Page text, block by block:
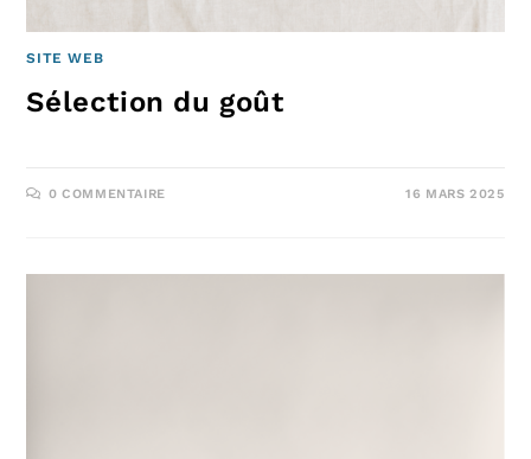
SITE WEB
Sélection du goût
0 COMMENTAIRE 16 MARS 2025